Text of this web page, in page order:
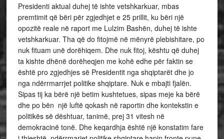
Presidenti aktual duhej të ishte vetshkarkuar, mbas
premtimit që bëri për zgjedhjet e 25 prillit, ku bëri një
opozitë reale në raport me Lulzim Bashën, duhej të ishte
vetshkarkuar. Tha që do fitojmë në mënyrë plebishitare, po
nuk fituam unë dorëhiqem. Dhe nuk fitoj, kështu që duhej
ta kishte dhënë dorëheqjen me kohë edhe për faktin se
është pro zgjedhjes së Presidentit nga shqiptarët dhe jo
nga ndërrmarrjet politike shqiptare. Nuk e mbajti fjalën.
Sipas tij ka bërë një betim kushtetues, sipas meje ka bërë
dhe po bën një luftë qokash në raportin dhe kontekstin e
politikës së dështuar, tanimë, prej 31 vitesh në
demokracinë tonë. Dhe keqardhja është një konstatim fare